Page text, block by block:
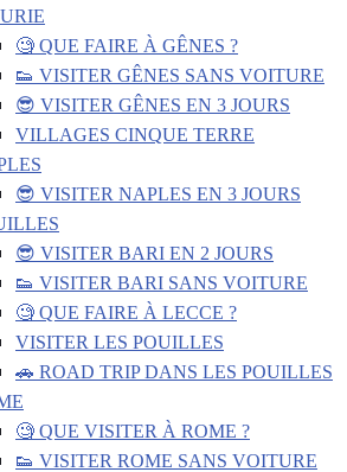
🧐 QUE FAIRE À GÊNES ?
👟 VISITER GÊNES SANS VOITURE
😎 VISITER GÊNES EN 3 JOURS
VILLAGES CINQUE TERRE
😎 VISITER NAPLES EN 3 JOURS
😎 VISITER BARI EN 2 JOURS
👟 VISITER BARI SANS VOITURE
🧐 QUE FAIRE À LECCE ?
VISITER LES POUILLES
🚗 ROAD TRIP DANS LES POUILLES
🧐 QUE VISITER À ROME ?
👟 VISITER ROME SANS VOITURE